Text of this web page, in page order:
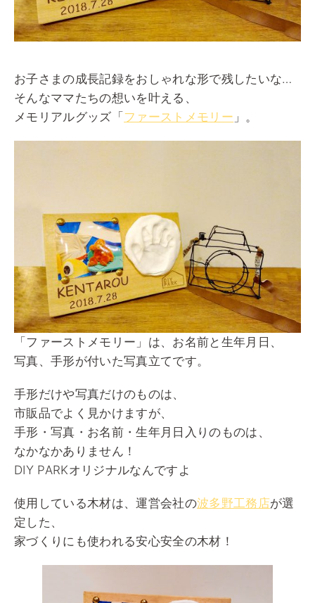
お子さまの成長記録をおしゃれな形で残したいな…
そんなママたちの想いを叶える、
メモリアルグッズ「 ファーストメモリー 」。
「ファーストメモリー」は、お名前と生年月日、
写真、手形が付いた写真立てです。
手形だけや写真だけのものは、
市販品でよく見かけますが、
手形・写真・お名前・生年月日入りのものは、
なかなかありません！
DIY PARKオリジナルなんですよ
使用している木材は、運営会社の波多野工務店が選
定した、
家づくりにも使われる安心安全の木材！